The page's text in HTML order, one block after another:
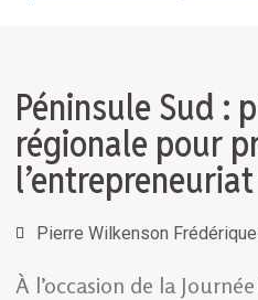
Péninsule Sud :
régionale pour
Pierre Wilkenson Frédérique
À l’occasion de la